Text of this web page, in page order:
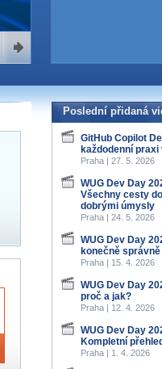
Poslední přidaná
GitHub Copilot
každodenní
Praha | 27. 5. 2026
WUG Dev Day
Všechny cesty
dobrými úmysly
Praha | 24. 5. 2026
WUG Dev Day
konečně správně
Praha | 15. 4. 2026
WUG Dev Day
proč a jak?
Praha | 12. 4. 2026
WUG Dev Day
Kompletní přehled
Praha | 1. 4. 2026